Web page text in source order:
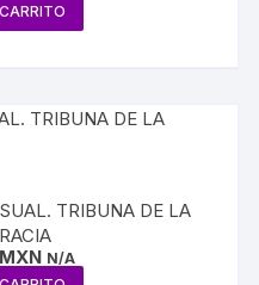
TRIBUNA DE LA
MXN N/A